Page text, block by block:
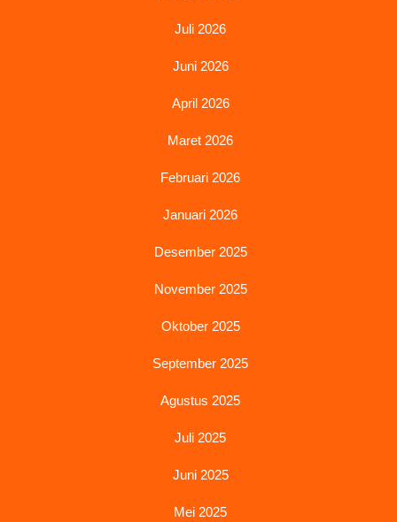
Juli 2026
Juni 2026
April 2026
Maret 2026
Februari 2026
Januari 2026
Desember 2025
November 2025
Oktober 2025
September 2025
Agustus 2025
Juli 2025
Juni 2025
Mei 2025